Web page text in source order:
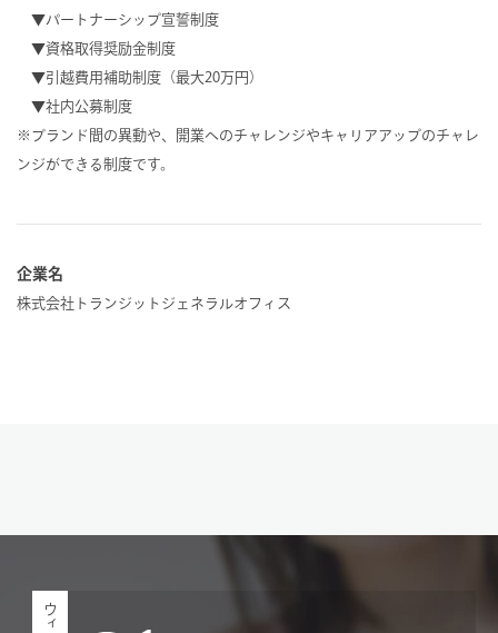
▼パートナーシップ宣誓制度
▼資格取得奨励金制度
▼引越費用補助制度（最大20万円）
▼社内公募制度
※ブランド間の異動や、開業へのチャレンジやキャリアアップのチャレ
ンジができる制度です。
企業名
株式会社トランジットジェネラルオフィス